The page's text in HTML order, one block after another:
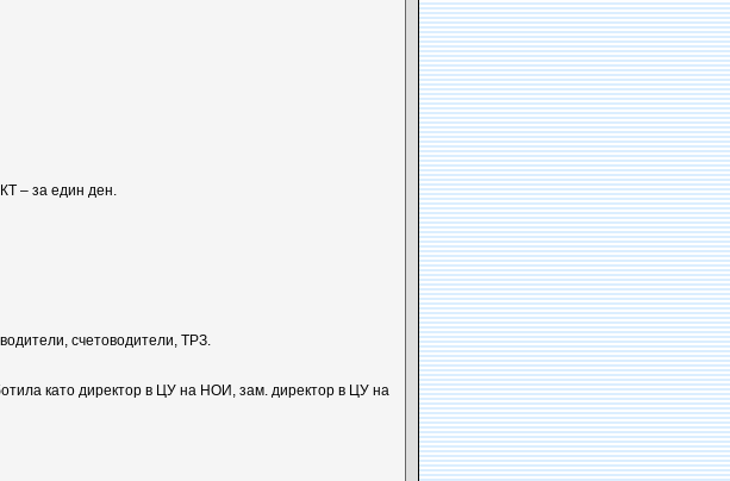
– за един ден.
счетоводители, ТРЗ.
като директор в ЦУ на НОИ, зам. директор в ЦУ на